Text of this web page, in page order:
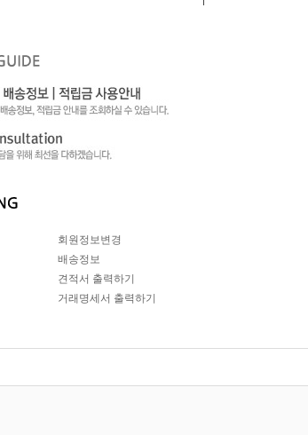
회원정보변경
배송정보
견적서 출력하기
거래명세서 출력하기